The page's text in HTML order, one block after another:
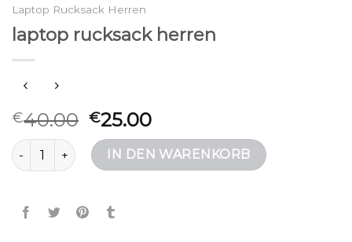
Laptop Rucksack Herren
laptop rucksack herren
€40.00 €25.00
laptop rucksack herren Menge
IN DEN WARENKORB